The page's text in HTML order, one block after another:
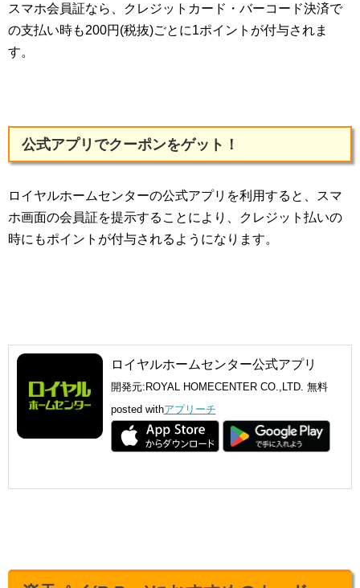
スマホ会員証なら、クレジットカード・バーコード決済で
の支払い時も200円(税抜)ごとに1ポイントが付与されま
す。
公式アプリでクーポンをゲット！
ロイヤルホームセンターの公式アプリを利用すると、スマ
ホ画面の会員証を提示することにより、クレジット払いの
時にもポイントが付与されるようになります。
ロイヤルホームセンター公式アプリ
開発元: ROYAL HOMECENTER CO.,LTD. 無料
posted withアプリーチ